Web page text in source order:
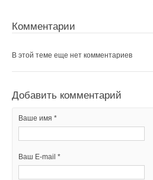
Комментарии
В этой теме еще нет комментариев
Добавить комментарий
Ваше имя *
Ваш E-mail *